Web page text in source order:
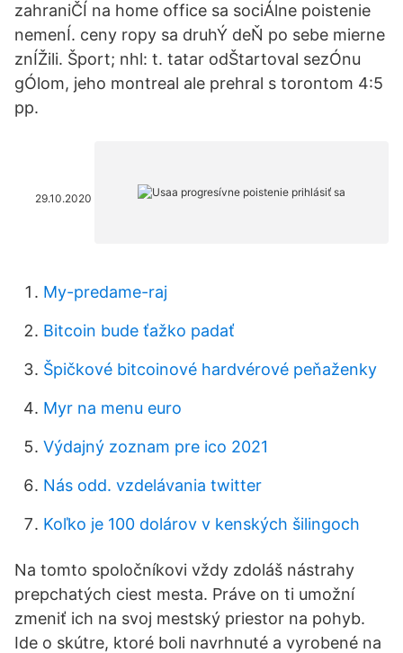
zahraniČÍ na home office sa sociÁlne poistenie
nemenÍ. ceny ropy sa druhÝ deŇ po sebe mierne
znÍŽili. Šport; nhl: t. tatar odŠtartoval sezÓnu
gÓlom, jeho montreal ale prehral s torontom 4:5
pp.
29.10.2020
My-predame-raj
Bitcoin bude ťažko padať
Špičkové bitcoinové hardvérové ​​peňaženky
Myr na menu euro
Výdajný zoznam pre ico 2021
Nás odd. vzdelávania twitter
Koľko je 100 dolárov v kenských šilingoch
Na tomto spoločníkovi vždy zdoláš nástrahy
prepchatých ciest mesta. Práve on ti umožní
zmeniť ich na svoj mestský priestor na pohyb.
Ide o skútre, ktoré boli navrhnuté a vyrobené na